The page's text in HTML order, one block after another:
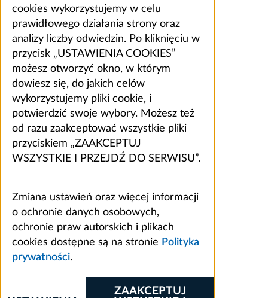
cookies wykorzystujemy w celu
prawidłowego działania strony oraz
analizy liczby odwiedzin. Po kliknięciu w
przycisk „USTAWIENIA COOKIES”
możesz otworzyć okno, w którym
dowiesz się, do jakich celów
wykorzystujemy pliki cookie, i
potwierdzić swoje wybory. Możesz też
od razu zaakceptować wszystkie pliki
przyciskiem „ZAAKCEPTUJ
WSZYSTKIE I PRZEJDŹ DO SERWISU”.
Zmiana ustawień oraz więcej informacji
o ochronie danych osobowych,
ochronie praw autorskich i plikach
cookies dostępne są na stronie Polityka
prywatności.
ZAAKCEPTUJ